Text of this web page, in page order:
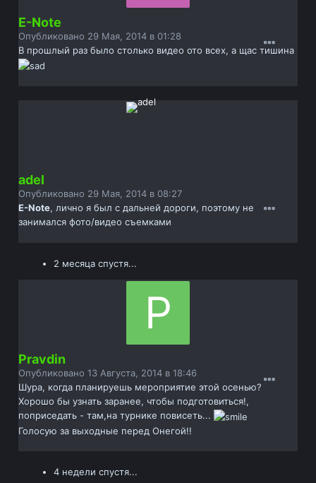
E-Note
Опубликовано 29 Мая, 2014 в 01:28
В прошлый раз было столько видео ото всех, а щас тишина
adel
Опубликовано 29 Мая, 2014 в 08:27
E-Note, лично я был с дальней дороги, поэтому не
занимался фото/видео съемками
2 месяца спустя...
Pravdin
Опубликовано13 Августа, 2014 в 18:46
Шура, когда планируешь мероприятие этой осенью?
Хорошо бы узнать заранее, чтобы подготовиться!,
поприседать - там,на турнике повисеть...
Голосую за выходные перед Онегой!!
4 недели спустя...